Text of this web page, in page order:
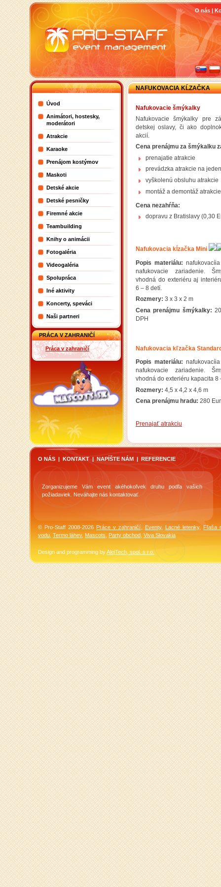
O nás |
NAFUKOVACIA KĹZAČKA
Nafukovacie šmýkalky
Nafukovacie šmýkalky pre
detskej oslavy, či ako
akcií.
Cena prenájmu za šmýkalku
prenajatie atrakcie
prevádzka atrakcie na
vyškolenú obsluhu atrakcie
montáž a demontáž atrakcie
Cena nezahŕňa:
dopravu z Bratislavy (0,30
Nafukovacia kĺzačka Mini
Popis materiálu:
nafukovacie zariadenie.
vhodná do exteriéru aj
6 – 8 detí.
Rozmery: 3 x 3 x 2 m
Cena prenájmu šmýkalky:
DPH
Nafukovacia kľzačka
Popis materiálu:
nafukovacie zariadenie.
vhodná do exteriéru kapacita 8
Rozmery: 4,5 x 4,2 x 4,6 m
Cena prenájmu hradu: 280
Prenajať atrakciu
Úvod
Animátori, hostesky,
moderátori
Atrakcie
Karaoke
Prenájom kostýmov
Maskoti
Detské akcie
Detské pesničky
Firemné akcie
Teambuilding
Knihy o animácii
Fotogaléria
Videogaléria
Spolupráca
Iné aktivity
Koncerty, speváci
Naši partneri
PRÁCA V ZAHRANIČÍ
Práca v zahraničí
O NÁS | KONTAKT | NAPÍŠTE NÁM | REFERENCIE
Zorganizujeme Vám event akéhokoľvek druhu podľa vašich
požiadaviek. Neváhajte nás kontaktovať.
© Pro-Staff 2008-2026Práce v zahraničí Eventy, Lacné letenky,Fľaša
vodu Termo láhev, Mascots Party obchod Viva Slovakia
Design and programming byAlejTech, spol. s r.o.